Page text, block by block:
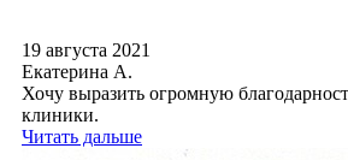
19 августа 2021
Екатерина А.
Хочу выразить огромную
клиники.
Читать дальше